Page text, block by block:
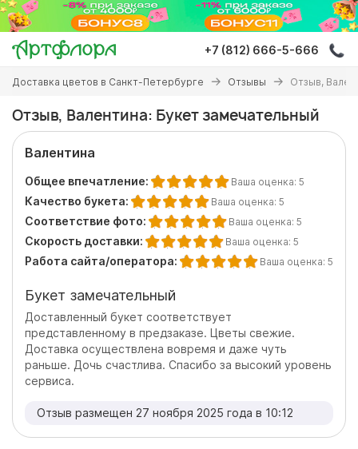
Перейти
основному
содержанию
+7 (812) 666-5-666
Вы
здесь
Доставка цветов в Санкт-Петербурге Отзывы Отзыв,
Отзыв, Валентина: Букет замечательный
Валентина
Общее впечатление: Ваша оценка: 5
Качество букета: Ваша оценка: 5
Соответствие фото: Ваша оценка: 5
Скорость доставки: Ваша оценка: 5
Работа сайта/оператора: Ваша оценка: 5
Букет замечательный
Доставленный букет соответствует
представленному в предзаказе. Цветы свежие.
Доставка осуществлена вовремя и даже чуть
раньше. Дочь счастлива. Спасибо за высокий уровень
сервиса.
Отзыв размещен 27 ноября 2025 года в 10:12